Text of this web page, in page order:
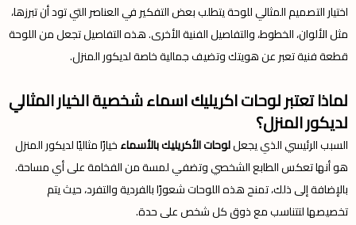
اختيار التصميم المثالي للوحة يتطلب بعض التفكير في العناصر التي تود أن تبرزها،
مثل الألوان، الخطوط، والتفاصيل الفنية الأخرى. هذه التفاصيل تجعل من اللوحة
قطعة فنية تعبر عن هويتك وتضيف جمالية خاصة لديكور المنزل.
لماذا تعتبر لوحات اكريليك اسماء شخصية الخيار المثالي
لديكور المنزل؟
السبب الرئيسي الذي يجعللوحات الأكريليك بالأسماءخيارًا مثاليًا لديكور المنزل
هو أنها تعكس الطابع الشخصي وتضفي لمسة من الفخامة على أي مساحة.
بالإضافة إلى ذلك، تمنح هذه اللوحات شعورًا بالفردية والتفرد، حيث يتم
تخصيصها لتتناسب مع ذوق كل شخص على حدة.